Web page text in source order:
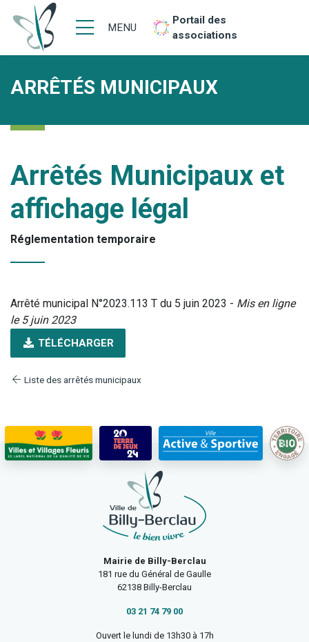
MENU
Portail des
associations
ARRÊTÉS MUNICIPAUX
Arrêtés Municipaux et
affichage légal
Réglementation temporaire
Arrêté municipal N°2023.113 T du 5 juin 2023 - Mis en ligne
le 5 juin 2023
TÉLÉCHARGER
Liste des arrêtés municipaux
Mairie de Billy-Berclau
181 rue du Général de Gaulle
62138 Billy-Berclau
03 21 74 79 00
Ouvert le lundi de 13h30 à 17h